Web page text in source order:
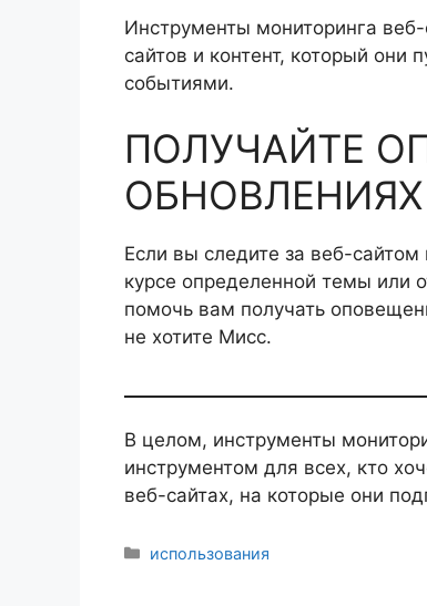
Инструменты мониторинга
сайтов и контент, который они
событиями.
ПОЛУЧАЙТЕ
ОБНОВЛЕНИЯХ
Если вы следите за веб-
курсе определенной темы или
помочь вам получать
не хотите Мисс.
В целом, инструменты
инструментом для всех, кто
веб-сайтах, на которые они
Рубрики
использования